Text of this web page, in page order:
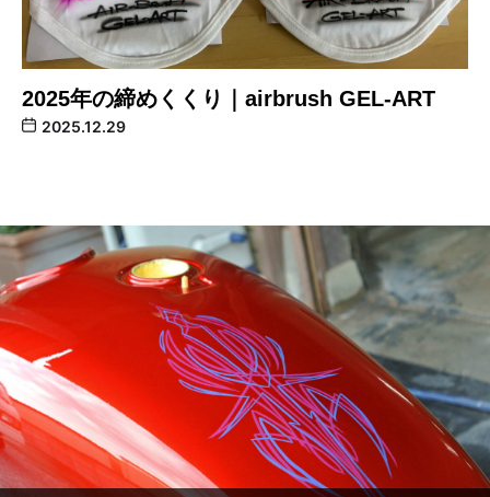
2025年の締めくくり｜airbrush GEL-ART
2025.12.29